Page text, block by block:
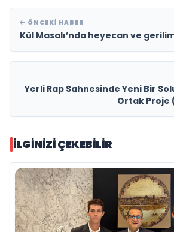
ÖNCEKI HABER
Kül Masalı’nda heyecan ve
Yerli Rap Sahnesinde Yeni Bir
Ortak Proje
İLGINIZI ÇEKEBILIR